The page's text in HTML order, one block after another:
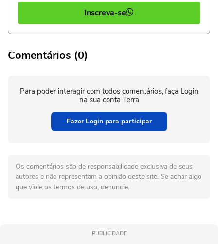
Inscreva-se
Comentários (0)
Para poder interagir com todos comentários, faça Login
na sua conta Terra
Fazer Login para participar
Os comentários são de responsabilidade exclusiva de seus
autores e não representam a opinião deste site. Se achar algo
que viole os termos de uso, denuncie.
PUBLICIDADE